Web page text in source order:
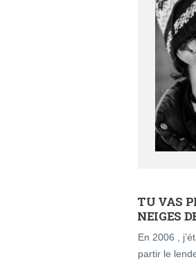
TU VAS
NEIGES
En 2006 ,
partir le